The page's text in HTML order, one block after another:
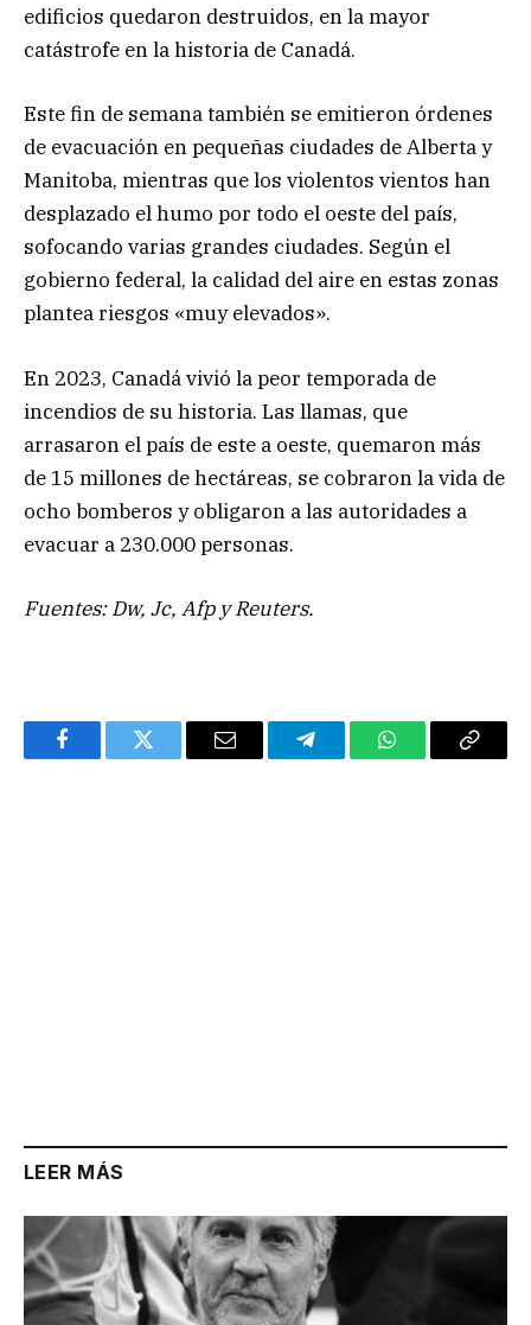
edificios quedaron destruidos, en la mayor
catástrofe en la historia de Canadá.
Este fin de semana también se emitieron órdenes
de evacuación en pequeñas ciudades de Alberta y
Manitoba, mientras que los violentos vientos han
desplazado el humo por todo el oeste del país,
sofocando varias grandes ciudades. Según el
gobierno federal, la calidad del aire en estas zonas
plantea riesgos «muy elevados».
En 2023, Canadá vivió la peor temporada de
incendios de su historia. Las llamas, que
arrasaron el país de este a oeste, quemaron más
de 15 millones de hectáreas, se cobraron la vida de
ocho bomberos y obligaron a las autoridades a
evacuar a 230.000 personas.
Fuentes: Dw, Jc, Afp y Reuters.
FacebookTwitter Email TelegramWhatsAppCopy
LEER MÁS